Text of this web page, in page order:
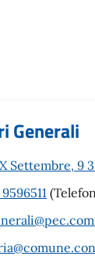
Generali
Settembre, 9